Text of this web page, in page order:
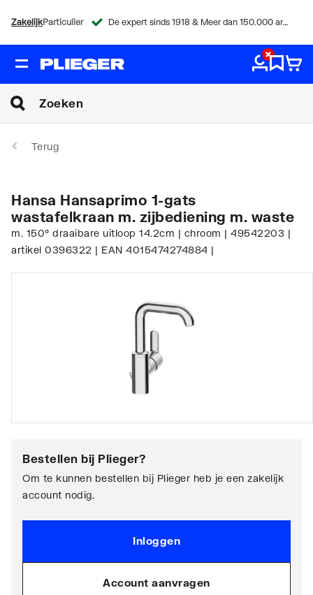
ZakelijkParticulier De expert sinds 1918 & Meer dan 150.000 artikelen
Terug
Hansa Hansaprimo 1-gats
wastafelkraan m. zijbediening m. waste
m. 150° draaibare uitloop 14.2cm | chroom | 49542203 |
artikel 0396322 | EAN 4015474274884 |
Bestellen bij Plieger?
Om te kunnen bestellen bij Plieger heb je een zakelijk
account nodig.
Inloggen
Account aanvragen